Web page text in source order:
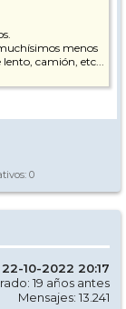
menos
camión, etc...
0
10-2022 20:17
19 años antes
Mensajes: 13.241